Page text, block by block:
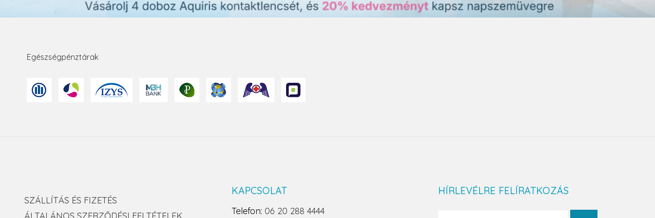
Egészségpénztárak
SZÁLLÍTÁS ÉS FIZETÉS
KAPCSOLAT
Telefon: 06 20 288 4444
HÍRLEVÉLRE FELÍRATKOZÁS